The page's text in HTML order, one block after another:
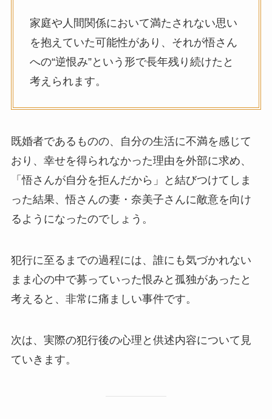
家庭や人間関係において満たされない思い
を抱えていた可能性があり、それが悟さん
への“逆恨み”という形で長年残り続けたと
考えられます。
既婚者であるものの、自分の生活に不満を感じて
おり、幸せを得られなかった理由を外部に求め、
「悟さんが自分を拒んだから」と結びつけてしま
った結果、悟さんの妻・奈美子さんに敵意を向け
るようになったのでしょう。
犯行に至るまでの過程には、誰にも気づかれない
まま心の中で募っていった恨みと孤独があったと
考えると、非常に痛ましい事件です。
次は、実際の犯行後の心理と供述内容について見
ていきます。